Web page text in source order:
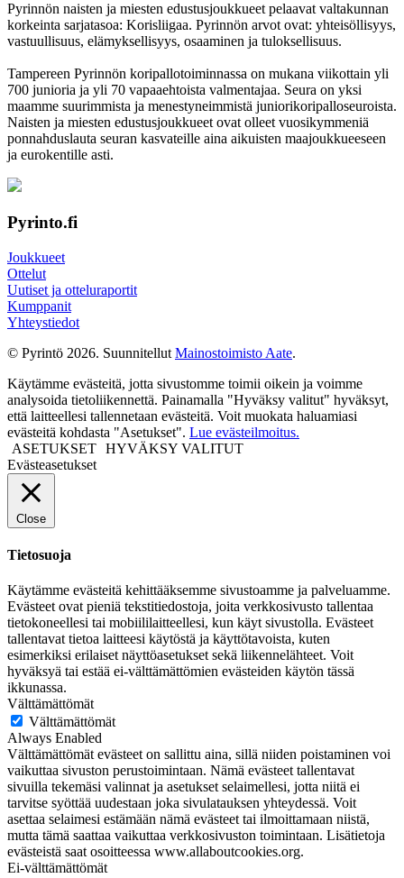
Pyrinnön naisten ja miesten edustusjoukkueet pelaavat valtakunnan
korkeinta sarjatasoa: Korisliigaa. Pyrinnön arvot ovat: yhteisöl­lisyys,
vastuul­lisuus, elämyk­sellisyys, osaaminen ja tulok­sellisuus.
Tampereen Pyrinnön kori­pallo­toimin­nassa on mukana viikottain yli
700 junioria ja yli 70 vapaa­ehtoista valmen­tajaa. Seura on yksi
maamme suurim­mista ja menes­tyneim­mistä juni­ori­kori­pallo­seuroista.
Naisten ja miesten edustus­joukkueet ovat olleet vuosi­kymmeniä
ponnahdus­lauta seuran kasvateille aina aikuisten maa­joukkueeseen
ja euro­kentille asti.
Pyrinto.fi
Joukkueet
Ottelut
Uutiset ja otteluraportit
Kumppanit
Yhteystiedot
© Pyrintö 2026. Suunnitellut Mainostoimisto Aate.
Käytämme evästeitä, jotta sivustomme toimii oikein ja voimme
analysoida tietoliikennettä. Painamalla "Hyväksy valitut" hyväksyt,
että laitteellesi tallennetaan evästeitä. Voit muokata haluamiasi
evästeitä kohdasta "Asetukset". Lue evästeilmoitus.
ASETUKSET HYVÄKSY VALITUT
Evästeasetukset
Close
Tietosuoja
Käytämme evästeitä kehittääksemme sivustoamme ja palveluamme.
Evästeet ovat pieniä tekstitiedostoja, joita verkkosivusto tallentaa
tietokoneellesi tai mobiililaitteellesi, kun käyt sivustolla. Evästeet
tallentavat tietoa laitteesi käytöstä ja käyttötavoista, kuten
esimerkiksi erilaiset näyttöasetukset sekä liikennelähteet. Voit
hyväksyä tai estää ei-välttämättömien evästeiden käytön tässä
ikkunassa.
Välttämättömät
Välttämättömät
Always Enabled
Välttämättömät evästeet on sallittu aina, sillä niiden poistaminen voi
vaikuttaa sivuston perustoimintaan. Nämä evästeet tallentavat
sivuilla tekemäsi valinnat ja asetukset selaimellesi, jotta niitä ei
tarvitse syöttää uudestaan joka sivulatauksen yhteydessä. Voit
asettaa selaimesi estämään nämä evästeet tai ilmoittamaan niistä,
mutta tämä saattaa vaikuttaa verkkosivuston toimintaan. Lisätietoja
evästeistä saat osoitteessa www.allaboutcookies.org.
Ei-välttämättömät